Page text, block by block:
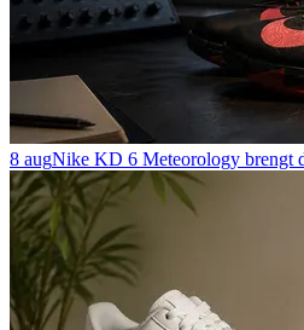
8 augNike KD 6 Meteorology brengt